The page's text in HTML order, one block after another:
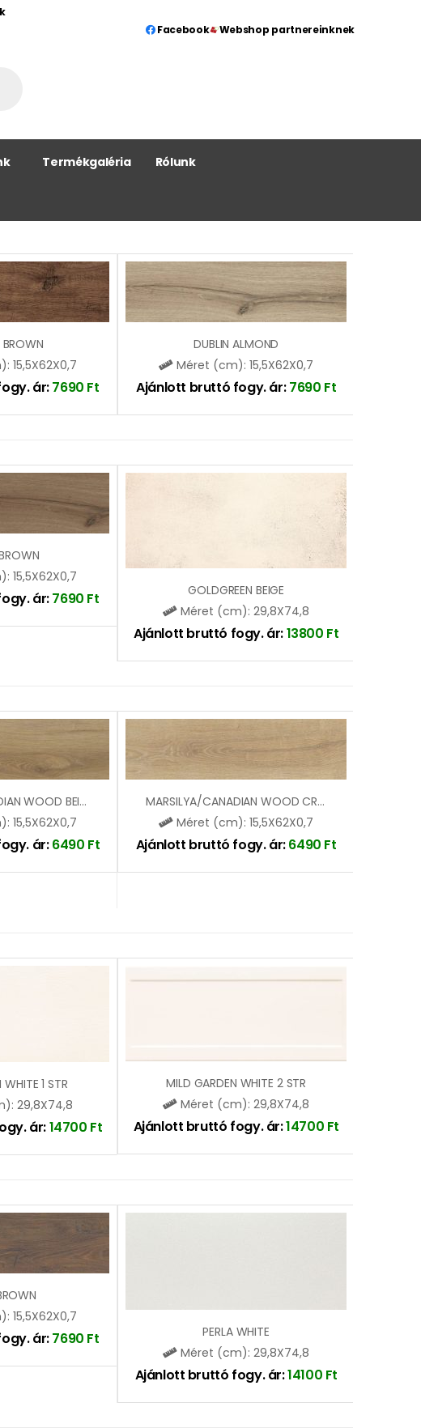
Facebook
Webshop partnereinknek
Termékgaléria Rólunk
ár:7690 Ft
DUBLIN ALMOND
Méret (cm): 15,5X62X0,7
Ajánlott bruttó fogy. ár:7690 Ft
ár:7690 Ft
GOLDGREEN BEIGE
Méret (cm): 29,8X74,8
Ajánlott bruttó fogy. ár:13800 Ft
MARSILYA/CANADIAN WOOD BEIGE (SGR136)
ár:6490 Ft
MARSILYA/CANADIAN WOOD CREAM (SGR135)
Méret (cm): 15,5X62X0,7
Ajánlott bruttó fogy. ár:6490 Ft
1 STR
29,8X74,8
ár:14700 Ft
MILD GARDEN WHITE 2 STR
Méret (cm): 29,8X74,8
Ajánlott bruttó fogy. ár:14700 Ft
ár:7690 Ft
PERLA WHITE
Méret (cm): 29,8X74,8
Ajánlott bruttó fogy. ár:14100 Ft